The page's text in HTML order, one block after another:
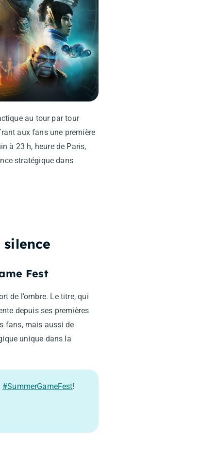
au tour par tour
aux fans une première
à 23 h, heure de Paris,
stratégique dans
Fest
de l’ombre. Le titre, qui
depuis ses premières
fans, mais aussi de
unique dans la
#SummerGameFest!